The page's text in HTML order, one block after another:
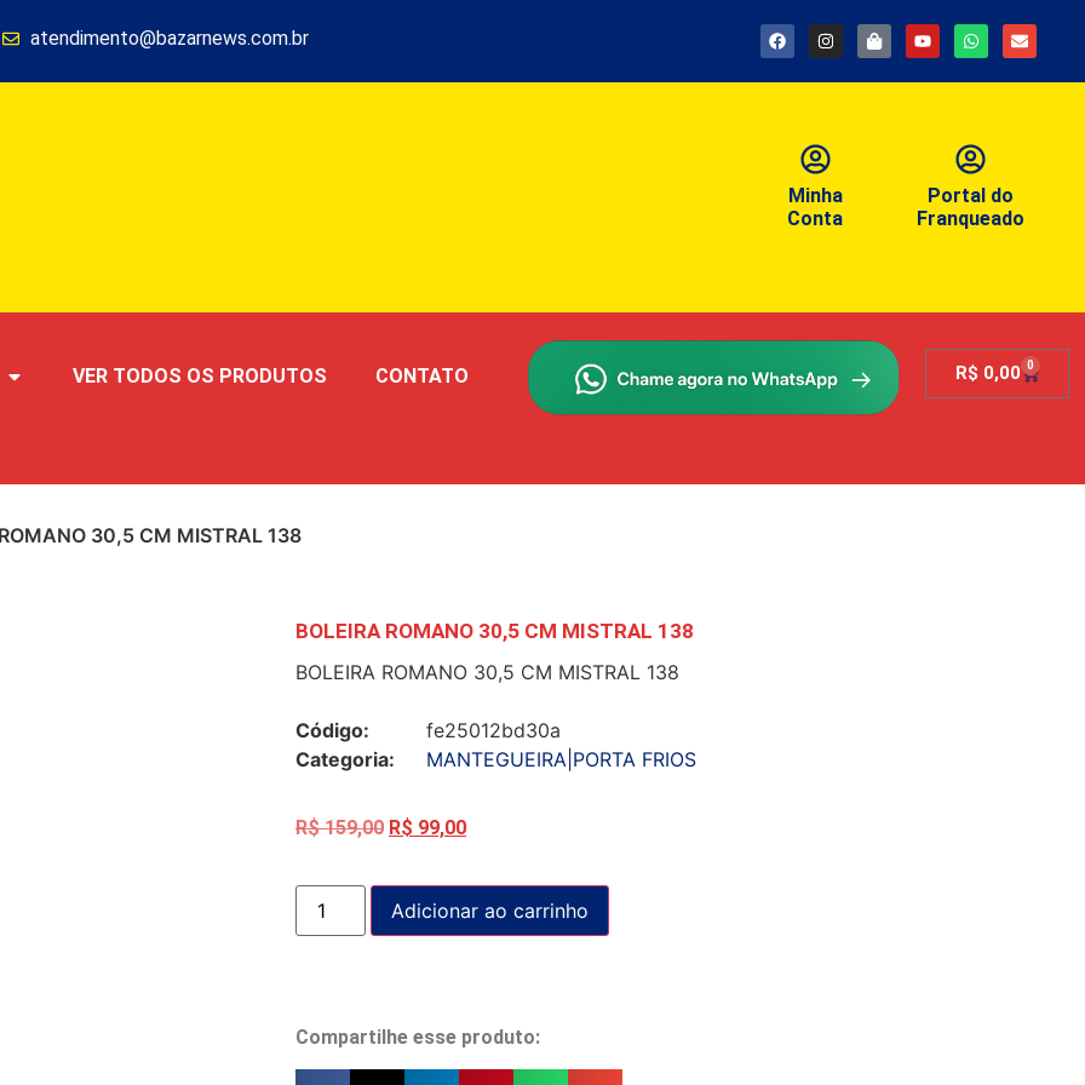
atendimento@bazarnews.com.br
Minha
Conta
Portal do
Franqueado
VER TODOS OS PRODUTOS CONTATO R$ 0,00 0
30,5 CM MISTRAL 138
BOLEIRA ROMANO 30,5 CM MISTRAL 138
BOLEIRA ROMANO 30,5 CM MISTRAL 138
Código:
fe25012bd30a
Categoria:
MANTEGUEIRA|PORTA FRIOS
R$159,00 R$ 99,00
Adicionar ao carrinho
Compartilhe esse produto: